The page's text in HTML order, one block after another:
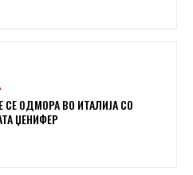
СЕ ОДМОРА ВО ИТАЛИЈА СО
ЏЕНИФЕР